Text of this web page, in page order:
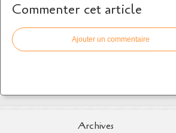
Commenter cet article
Ajouter un commentaire
Archives